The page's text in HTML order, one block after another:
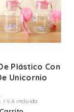
Plástico Con
Unicornio
I.V.A incluido